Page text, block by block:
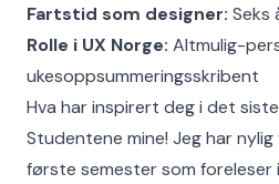
Fartstid som designer: Seks
Rolle i UX Norge: Altmulig-
ukesoppsummeringsskribent
Hva har inspirert deg i det
Studentene mine! Jeg har
første semester som